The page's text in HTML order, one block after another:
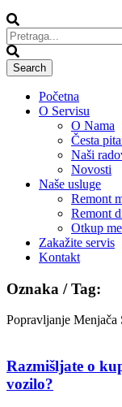
Početna
O Servisu
O Nama
Česta
Naši
Novosti
Naše usluge
Remont
Remont
Otkup
Zakažite servis
Kontakt
Oznaka / Tag:
Popravljanje Menjača
Razmišljate o
vozilo?